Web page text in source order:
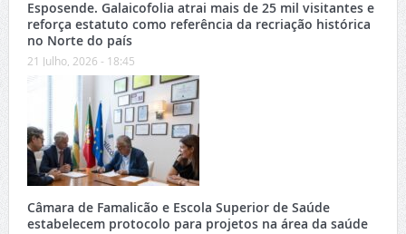
Esposende. Galaicofolia atrai mais de 25 mil visitantes e
reforça estatuto como referência da recriação histórica
no Norte do país
21 Julho, 2026 - 18:45
Câmara de Famalicão e Escola Superior de Saúde
estabelecem protocolo para projetos na área da saúde